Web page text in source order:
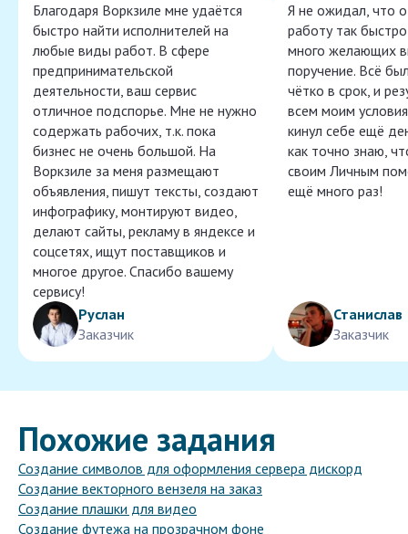
Благодаря Воркзиле мне удаётся
быстро найти исполнителей на
любые виды работ. В сфере
предпринимательской
деятельности, ваш сервис
отличное подспорье. Мне не нужно
содержать рабочих, т.к. пока
бизнес не очень большой. На
Воркзиле за меня размещают
объявления, пишут тексты, создают
инфографику, монтируют видео,
делают сайты, рекламу в яндексе и
соцсетях, ищут поставщиков и
многое другое. Спасибо вашему
сервису!
Руслан
Заказчик
Я не ожидал, что
работу так
много желающих
поручение. Всё
чётко в срок, и
всем моим
кинул себе ещё
как точно знаю,
своим Личным
ещё много раз!
Станислав
Заказчик
Похожие задания
Создание символов для оформления сервера дискорд
Создание векторного вензеля на заказ
Создание плашки для видео
Создание футежа на прозрачном фоне